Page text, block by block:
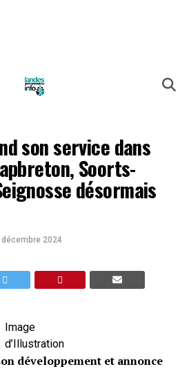
son service dans
Soorts-
désormais
décembre 2024
Image
d’Illustration
développement et annonce